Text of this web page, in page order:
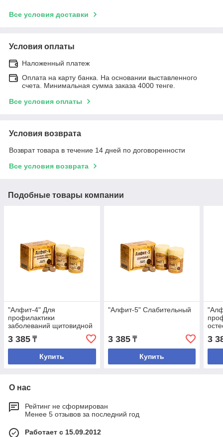
Все условия доставки
Условия оплаты
Наложенный платеж
Оплата на карту банка. На основании выставленного
счета. Минимальная сумма заказа 4000 тенге.
Все условия оплаты
Условия возврата
Возврат товара в течение 14 дней по договоренности
Все условия возврата
Подобные товары компании
"Алфит-4" Для
профилактики
заболеваний щитовидной
3 385 ₸
Купить
"Алфит-5" Слабительный
3 385₸
Купить
3
О нас
Рейтинг не сформирован
Менее 5 отзывов за последний год
Работает с 15.09.2012